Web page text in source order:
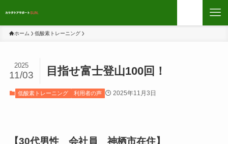
ホーム 低酸素トレーニング
目指せ富士登山100回！
2025
11/03
低酸素トレーニング 利用者の声 2025年11月3日
【30代男性 会社員 神栖市在住】